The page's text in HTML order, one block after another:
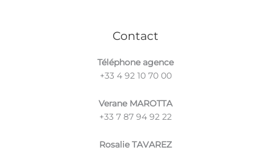
Contact
Téléphone agence
+33 4 92 10 70 00
Verane MAROTTA
‪+33 7 87 94 92 22
Rosalie TAVAREZ